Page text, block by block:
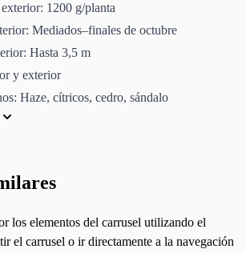
1200 g/planta
Mediados–finales de octubre
Hasta 3,5 m
y exterior
Haze, cítricos, cedro, sándalo
los elementos del carrusel utilizando el
el carrusel o ir directamente a la navegación